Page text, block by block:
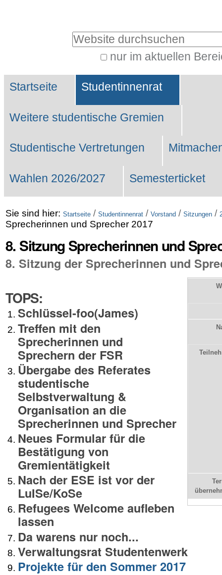
Website durchsuchen
nur im aktuellen
Suche…
Sektionen
Startseite Studentinnenrat
Weitere studentische Gremien
Studentische Vertretungen
Wahlen 2026/2027 Semesterticket
Sie sind hier: Startseite / Studentinnenrat / Vorstand / Sitzungen /
Sprecherinnen und Sprecher 2017
8. Sitzung Sprecherinnen und
8. Sitzung der Sprecherinnen und
TOPS:
Schlüssel-foo(James)
Treffen mit den
Sprecherinnen und
Sprechern der FSR
Übergabe des Referates
studentische
Selbstverwaltung &
Organisation an die
Sprecherinnen und Sprecher
Neues Formular für die
Bestätigung von
Gremientätigkeit
Nach der ESE ist vor der
LuISe/KoSe
Refugees Welcome aufleben
lassen
Da warens nur noch...
Verwaltungsrat Studentenwerk
Projekte für den Sommer 2017